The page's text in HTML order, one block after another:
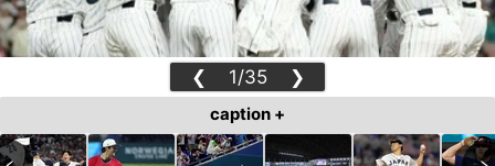
❮ 1/35 ❯
caption +